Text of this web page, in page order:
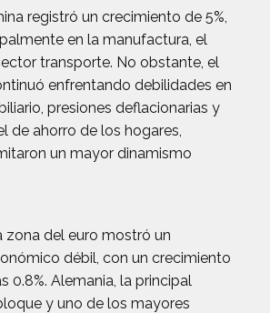
registró un crecimiento de 5%,
en la manufactura, el
transporte. No obstante, el
enfrentando debilidades en
presiones deflacionarias y
de ahorro de los hogares,
un mayor dinamismo
zona del euro mostró un
débil, con un crecimiento
0.8%. Alemania, la principal
y uno de los mayores